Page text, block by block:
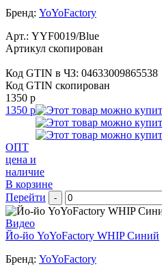
Бренд: YoYoFactory
Арт.: YYF0019/Blue
Артикул скопирован
Код GTIN в ЧЗ: 04633009865538
Код GTIN скопирован
1350 р
1350 р
ОПТ
цена и
наличие
В корзине
Перейти
-
Видео
Йо-йо YoYoFactory WHIP Синий
Бренд: YoYoFactory